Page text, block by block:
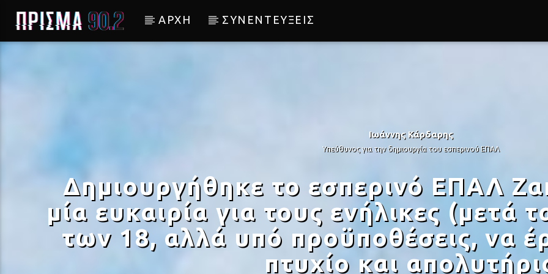
ΑΡΧΗ ΣΥΝΕΝΤΕΥΞΕΙΣ
Ιωάννης Κάρδαρης
Υπεύθυνος για την δημιουργία του εσπερινού ΕΠΑΛ
Δημιουργήθηκε το εσπερινό ΕΠΑΛ
μία ευκαιρία για τους ενήλικες (μετά
των 18, αλλά υπό προϋποθέσεις, να
πτυχίο και